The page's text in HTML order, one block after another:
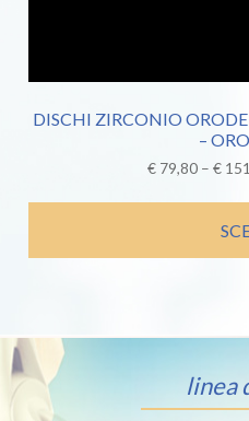
DISCHI ZIRCONIO
–
€79,80– €
linea